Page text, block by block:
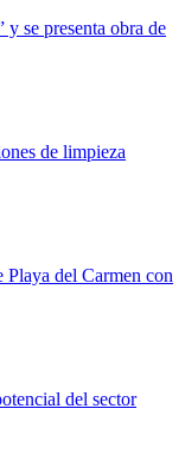
se presenta obra de
de limpieza
Playa del Carmen con
del sector